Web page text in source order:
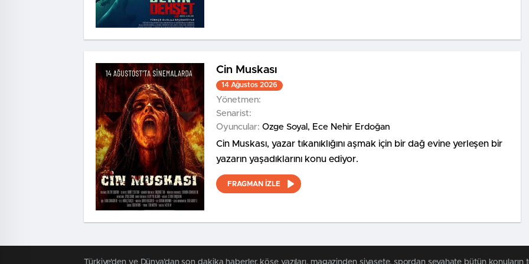
Cin Muskası
14 Ağustos 2026
Yönetmen:
Senarist:
Oyuncular:
Özge Soyal, Ece Nehir Erdoğan
Cin Muskası, yazar tıkanıklığını aşmak için bir dağ evine yerleşen bir
yazarın yaşadıklarını konu ediyor.
FRAGMAN İZLE
Türkiye'den ve Dünya’dan son dakika haberler, köşe yazıları, magazinden siyasete, spordan seyahate bütün